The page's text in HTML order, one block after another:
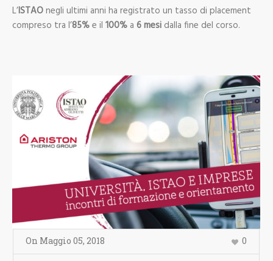
L’ISTAOnegli ultimi anni ha registrato un tasso di placement
compreso tra l’85%e il 100%a 6 mesidalla fine del corso.
On Maggio 05, 2018 0